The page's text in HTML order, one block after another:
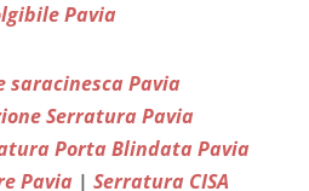
Pavia
saracinesca Pavia
Serratura Pavia
Porta Blindata Pavia
Pavia | Serratura CISA